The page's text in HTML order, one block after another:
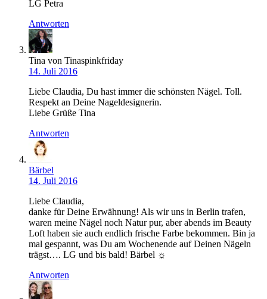
LG Petra
Antworten
Tina von Tinaspinkfriday
14. Juli 2016
Liebe Claudia, Du hast immer die schönsten Nägel. Toll.
Respekt an Deine Nageldesignerin.
Liebe Grüße Tina
Antworten
Bärbel
14. Juli 2016
Liebe Claudia,
danke für Deine Erwähnung! Als wir uns in Berlin trafen,
waren meine Nägel noch Natur pur, aber abends im Beauty
Loft haben sie auch endlich frische Farbe bekommen. Bin ja
mal gespannt, was Du am Wochenende auf Deinen Nägeln
trägst…. LG und bis bald! Bärbel ☼
Antworten